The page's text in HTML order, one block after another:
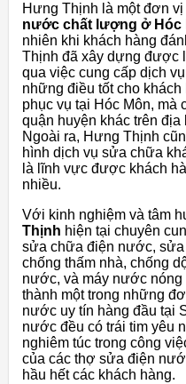
Hưng Thịnh là một đơn
nước chất lượng ở Hóc
nhiên khi khách hàng
Thịnh đã xây dựng được
qua việc cung cấp dịch
những điều tốt cho
phục vụ tại Hóc Môn, mà
quận huyện khác trên
Ngoài ra, Hưng Thịnh
hình dịch vụ sửa chữa
là lĩnh vực được khách
nhiều.
Với kinh nghiệm và tâm
Thịnh hiện tại chuyên
sửa chữa điện nước,
chống thấm nhà, chống
nước, và máy nước nóng
thành một trong những
nước uy tín hàng đầu tại
nước đều có trái tim yêu
nghiêm túc trong công
của các thợ sửa điện
hầu hết các khách hàng.